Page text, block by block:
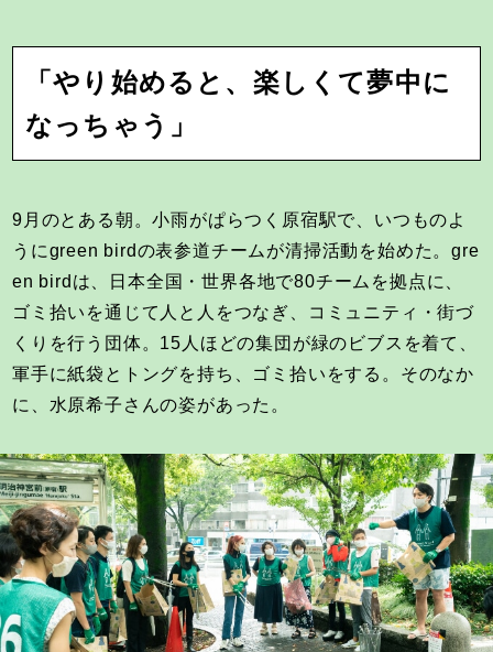
「やり始めると、楽しくて夢中に
なっちゃう」
9月のとある朝。小雨がぱらつく原宿駅で、いつものよ
うにgreen birdの表参道チームが清掃活動を始めた。gre
en birdは、日本全国・世界各地で80チームを拠点に、
ゴミ拾いを通じて人と人をつなぎ、コミュニティ・街づ
くりを行う団体。15人ほどの集団が緑のビブスを着て、
軍手に紙袋とトングを持ち、ゴミ拾いをする。そのなか
に、水原希子さんの姿があった。